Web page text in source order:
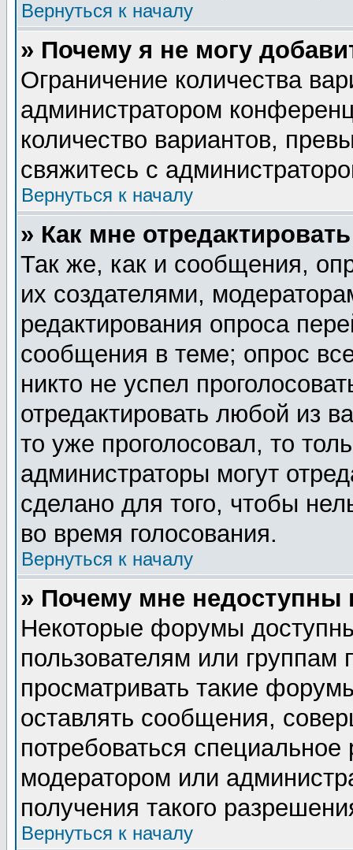
Вернуться к началу
» Почему я не могу
Ограничение количества
администратором
количество вариантов,
свяжитесь с
Вернуться к началу
» Как мне
Так же, как и сообщения,
их создателями,
редактирования опроса
сообщения в теме; опрос
никто не успел
отредактировать любой из
то уже проголосовал, то
администраторы могут
сделано для того, чтобы
во время голосования.
Вернуться к началу
» Почему мне
Некоторые форумы
пользователям или группам
просматривать такие
оставлять сообщения,
потребоваться
модератором или
получения такого
Вернуться к началу